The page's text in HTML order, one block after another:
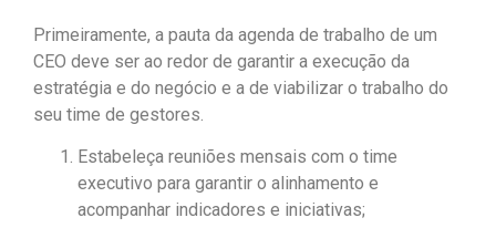
Primeiramente, a pauta da agenda de trabalho de um
CEO deve ser ao redor de garantir a execução da
estratégia e do negócio e a de viabilizar o trabalho do
seu time de gestores.
Estabeleça reuniões mensais com o time
executivo para garantir o alinhamento e
acompanhar indicadores e iniciativas;